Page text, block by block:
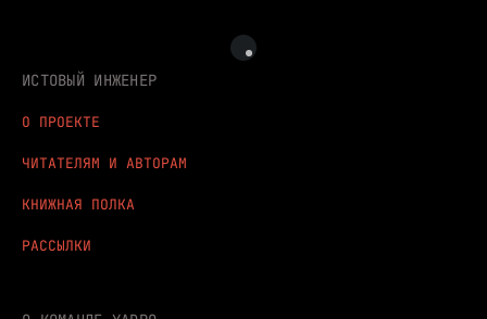
ИСТОВЫЙ ИНЖЕНЕР
О ПРОЕКТЕ
ЧИТАТЕЛЯМ И АВТОРАМ
КНИЖНАЯ ПОЛКА
РАССЫЛКИ